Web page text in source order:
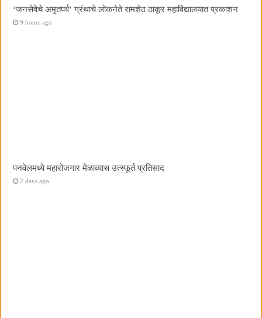
‌‘जनसेवेचे अमृतपर्व‌’ ग्रंथाचे लोकनेते रामशेठ ठाकूर महाविद्यालयात प्रकाशन
9 hours ago
पनवेलमध्ये महारोजगार मेळाव्यास उत्स्फूर्त प्रतिसाद
2 days ago